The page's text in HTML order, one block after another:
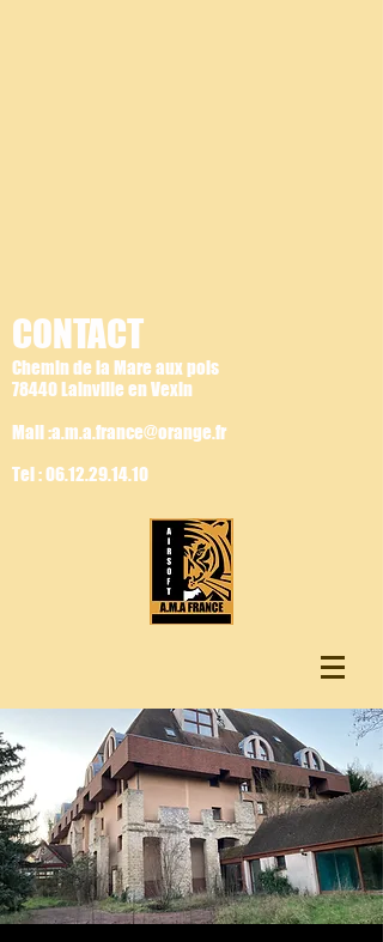
CONTACT
Chemin de la Mare aux pois
78440 Lainville en Vexin
Mail :a.m.a.france@orange.fr
Tel :06.12.29.14.10